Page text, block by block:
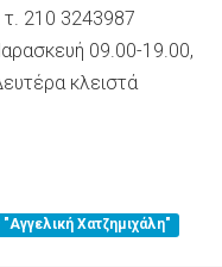
τ. 210 3243987
09.00-19.00,
κλειστά
Χατζημιχάλη"